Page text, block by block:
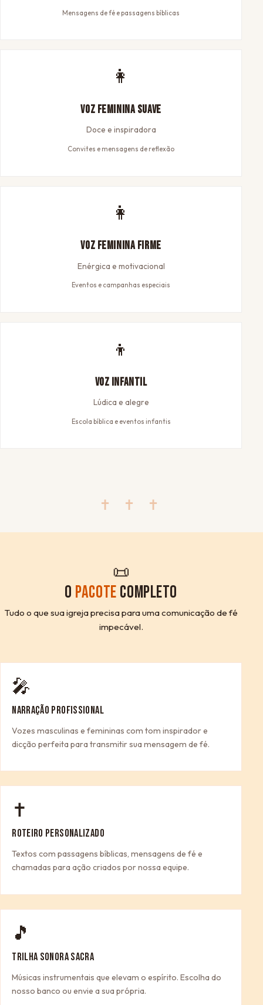
Mensagens de fé e passagens bíblicas
👩
Voz Feminina Suave
Doce e inspiradora
Convites e mensagens de reflexão
👩
Voz Feminina Firme
Enérgica e motivacional
Eventos e campanhas especiais
👦
Voz Infantil
Lúdica e alegre
Escola bíblica e eventos infantis
✝ ✝ ✝
📜
O PACOTE COMPLETO
Tudo o que sua igreja precisa para uma comunicação de fé
impecável.
🎤
NARRAÇÃO PROFISSIONAL
Vozes masculinas e femininas com tom inspirador e
dicção perfeita para transmitir sua mensagem de fé.
✝
ROTEIRO PERSONALIZADO
Textos com passagens bíblicas, mensagens de fé e
chamadas para ação criados por nossa equipe.
🎵
TRILHA SONORA SACRA
Músicas instrumentais que elevam o espírito. Escolha do
nosso banco ou envie a sua própria.